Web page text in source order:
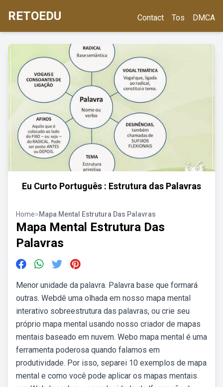
RETOEDU Contact Tos DMCA
Eu Curto Português : Estrutura das Palavras
Home>Mapa Mental Estrutura Das Palavras
Mapa Mental Estrutura Das
Palavras
Menor unidade da palavra. Palavra base que formará
outras. Webdê uma olhada em nosso mapa mental
interativo sobreestrutura das palavras, ou crie seu
próprio mapa mental usando nosso criador de mapas
mentais baseado em nuvem. Webo mapa mental é uma
ferramenta poderosa quando falamos em
produtividade. Por isso, separei 10 exemplos de mapa
mental e como você pode aplicar os mapas mentais